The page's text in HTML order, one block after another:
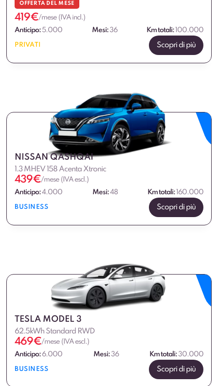
OFFERTA DEL MESE
419€/mese (IVA incl.)
Anticipo: 5.000 Mesi:36 Km totali:100.000
PRIVATI Scopri di più
NISSAN QASHQAI
1.3 MHEV 158 Acenta Xtronic
439€/mese (IVA escl.)
Anticipo:4.000 Mesi:48 Km totali:160.000
BUSINESS Scopri di più
TESLA MODEL 3
62.5kWh Standard RWD
469€/mese (IVA escl.)
Anticipo: 6.000 Mesi:36 Km totali:30.000
BUSINESS Scopri di più